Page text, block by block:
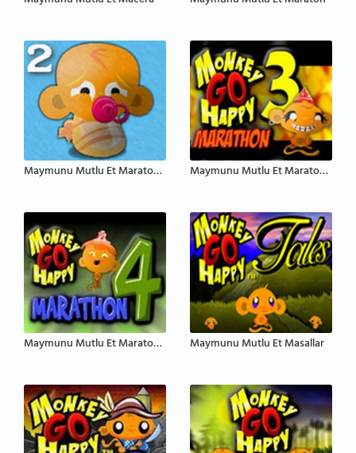
Maymunu Mutlu Et Maraton 2 Maymunu Mutlu Et Maraton 3
Maymunu Mutlu Et Maraton 4 Maymunu Mutlu Et Masallar